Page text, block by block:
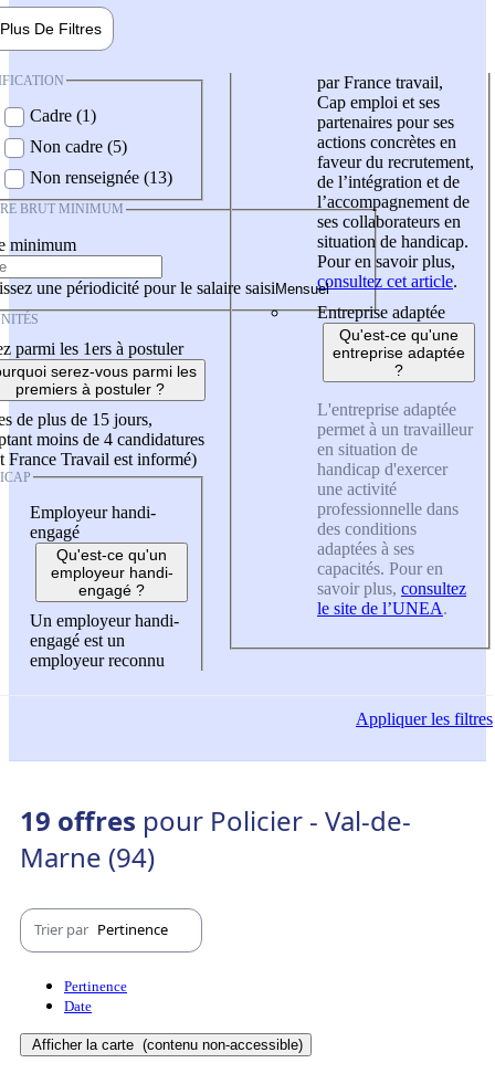
Plus De Filtres
Cadre (1)
Non cadre (5)
Non renseignée (13)
BRUT MINIMUM
minimum
une périodicité pour le salaire saisi
parmi les 1ers à postuler
serez-vous parmi les
premiers à postuler ?
de plus de 15 jours,
moins de 4 candidatures
France Travail est informé)
Employeur handi-
engagé
Qu'est-ce qu'un
employeur handi-
engagé ?
Un employeur handi-
engagé est un
employeur reconnu
par France travail,
Cap emploi et ses
partenaires pour ses
actions concrètes en
faveur du recrutement,
de l’intégration et de
l’accompagnement de
ses collaborateurs en
situation de handicap.
Pour en savoir plus,
consultez cet article.
Entreprise adaptée
Qu'est-ce qu'une
entreprise adaptée
?
L'entreprise adaptée
permet à un travailleur
en situation de
handicap d'exercer
une activité
professionnelle dans
des conditions
adaptées à ses
capacités. Pour en
savoir plus, consultez
le site de l’UNEA.
Appliquerles filtres
19 offres pour Policier - Val-de-
Marne (94)
Trier par Pertinence
Pertinence
Date
Afficher la carte (contenu non-accessible)